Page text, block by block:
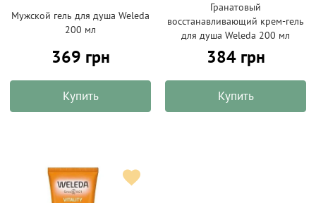
Мужской гель для душа Weleda
200 мл
369 грн
Купить
Гранатовый
восстанавливающий крем-гель
для душа Weleda 200 мл
384 грн
Купить